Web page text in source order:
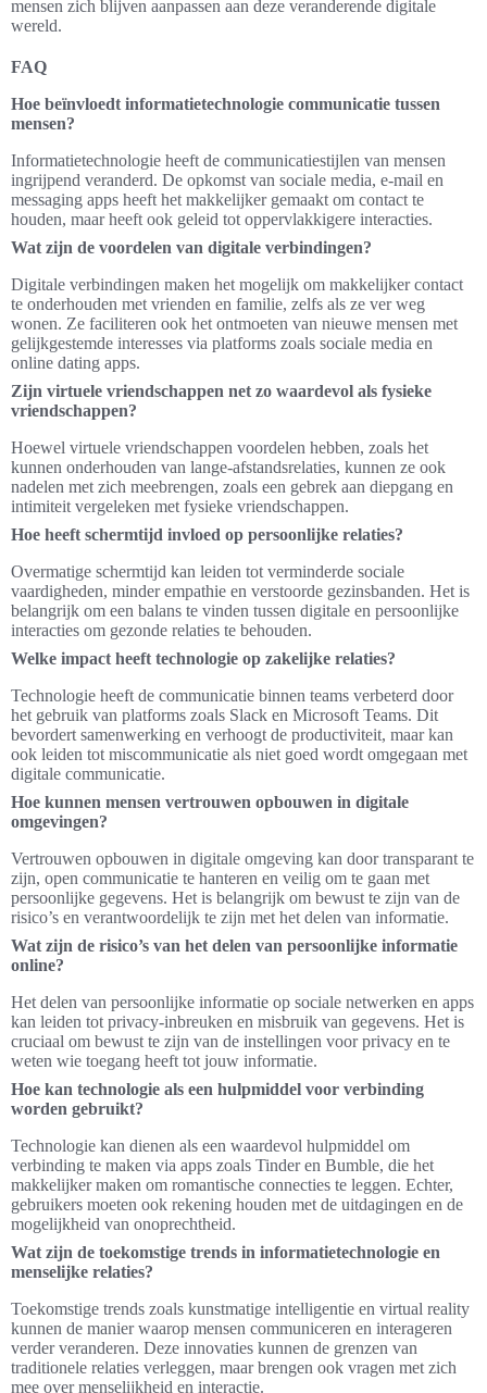
mensen zich blijven aanpassen aan deze veranderende digitale
wereld.
FAQ
Hoe beïnvloedt informatietechnologie communicatie tussen
mensen?
Informatietechnologie heeft de communicatiestijlen van mensen
ingrijpend veranderd. De opkomst van sociale media, e-mail en
messaging apps heeft het makkelijker gemaakt om contact te
houden, maar heeft ook geleid tot oppervlakkigere interacties.
Wat zijn de voordelen van digitale verbindingen?
Digitale verbindingen maken het mogelijk om makkelijker contact
te onderhouden met vrienden en familie, zelfs als ze ver weg
wonen. Ze faciliteren ook het ontmoeten van nieuwe mensen met
gelijkgestemde interesses via platforms zoals sociale media en
online dating apps.
Zijn virtuele vriendschappen net zo waardevol als fysieke
vriendschappen?
Hoewel virtuele vriendschappen voordelen hebben, zoals het
kunnen onderhouden van lange-afstandsrelaties, kunnen ze ook
nadelen met zich meebrengen, zoals een gebrek aan diepgang en
intimiteit vergeleken met fysieke vriendschappen.
Hoe heeft schermtijd invloed op persoonlijke relaties?
Overmatige schermtijd kan leiden tot verminderde sociale
vaardigheden, minder empathie en verstoorde gezinsbanden. Het is
belangrijk om een balans te vinden tussen digitale en persoonlijke
interacties om gezonde relaties te behouden.
Welke impact heeft technologie op zakelijke relaties?
Technologie heeft de communicatie binnen teams verbeterd door
het gebruik van platforms zoals Slack en Microsoft Teams. Dit
bevordert samenwerking en verhoogt de productiviteit, maar kan
ook leiden tot miscommunicatie als niet goed wordt omgegaan met
digitale communicatie.
Hoe kunnen mensen vertrouwen opbouwen in digitale
omgevingen?
Vertrouwen opbouwen in digitale omgeving kan door transparant te
zijn, open communicatie te hanteren en veilig om te gaan met
persoonlijke gegevens. Het is belangrijk om bewust te zijn van de
risico’s en verantwoordelijk te zijn met het delen van informatie.
Wat zijn de risico’s van het delen van persoonlijke informatie
online?
Het delen van persoonlijke informatie op sociale netwerken en apps
kan leiden tot privacy-inbreuken en misbruik van gegevens. Het is
cruciaal om bewust te zijn van de instellingen voor privacy en te
weten wie toegang heeft tot jouw informatie.
Hoe kan technologie als een hulpmiddel voor verbinding
worden gebruikt?
Technologie kan dienen als een waardevol hulpmiddel om
verbinding te maken via apps zoals Tinder en Bumble, die het
makkelijker maken om romantische connecties te leggen. Echter,
gebruikers moeten ook rekening houden met de uitdagingen en de
mogelijkheid van onoprechtheid.
Wat zijn de toekomstige trends in informatietechnologie en
menselijke relaties?
Toekomstige trends zoals kunstmatige intelligentie en virtual reality
kunnen de manier waarop mensen communiceren en interageren
verder veranderen. Deze innovaties kunnen de grenzen van
traditionele relaties verleggen, maar brengen ook vragen met zich
mee over menselijkheid en interactie.